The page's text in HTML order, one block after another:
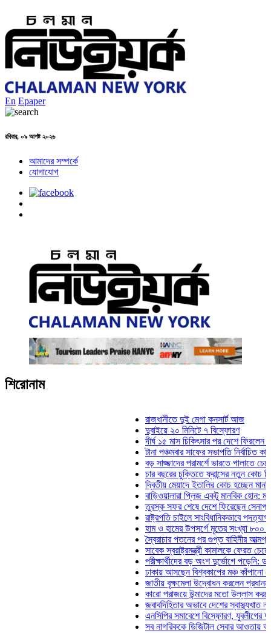
En Epaper
রবিবার, ০৯ আগষ্ট ২০২৬
আমাদের সম্পর্কে
যোগাযোগ
শিরোনাম
রাজধানীতে দুই মেগা কনসার্ট আজ
দুবাইয়ে ২০ মিনিটে ৭ বিস্ফোরণ
দীর্ঘ ১৫ মাস চিকিৎসার পর দেশে ফিরলেন ইলিয়াস
টানা পঞ্চমবার সাফের সভাপতি নির্বাচিত কাজী
বড় সাজ্জাদের পরামর্শে ভারতে পালাতে
চার বছরের চুক্তিতে ফ্রান্সের নতুন কোচ জিদান
দ্বিতীয় মেয়াদে ইতালির কোচ হচ্ছেন মানচিনি
বাড়িওয়ালারা প্লিজ একটু মানবিক হোন: মনিরা মিঠু
তুরস্ক সফর শেষে দেশে ফিরেছেন সেনাপ্রধান
রাষ্ট্রপতি চাইলে সাংবিধানিকভাবে পদত্যাগ করতে
হাম ও হামের উপসর্গে মৃতের সংখ্যা ৮০০ ছাড়াল
স্বৈরাচার পতনের পর গুপ্ত বাহিনীর আত্মপ্রকাশ:
সাবেক স্বরাষ্ট্রমন্ত্রী কামালকে ফেরত চেয়ে
পরীক্ষার্থীদের বড় অংশ দুর্ভোগে পড়েনি: ড. মাহ্‌দী
ঢাকায় আসছেন বিশ্বকাপের মঞ্চ কাঁপানো সেই
জাতীয় বৃক্ষমেলা উদ্বোধন করলেন প্রধানমন্ত্রী
কারো পরাজয়ে উন্মাদের মতো উল্লাস করতে হয়
জবাবদিহিতার অভাবে দেশের স্বাস্থ্যখাত নানা
এনসিপির সমাবেশে বিস্ফোরণ, যুবলীগের দুই
সব নাগরিককে ডিজিটাল সেবার আওতায় আনতে